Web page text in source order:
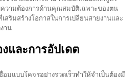
วามต้องการด้านคุณสมบัติเฉพาะของตน
ริมสร้างโอกาสในการเปลี่ยนสายงานและ
าน
และการอัปเดต
มแบบโคจรอย่างรวดเร็วทำให้จำเป็นต้องมี